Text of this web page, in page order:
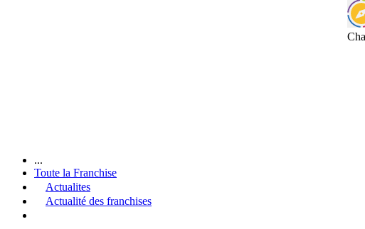
...
Toute la Franchise
Actualites
Actualité des franchises